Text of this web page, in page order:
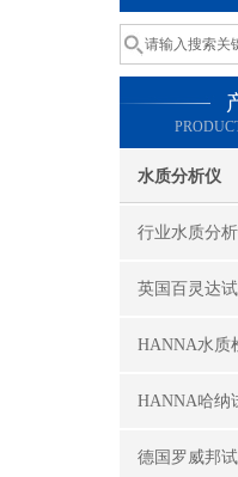
水质分析仪
行业水质分
英国百灵达试
HANNA水质
HANNA哈纳